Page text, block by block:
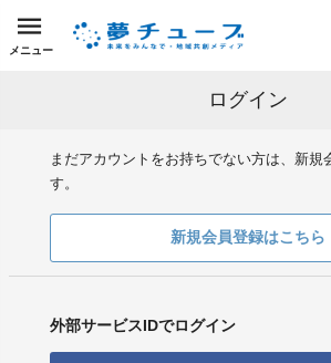
メニュー
ログイン
まだアカウントをお持ちでない方は、新規
す。
新規会員登録はこちら
外部サービスIDでログイン